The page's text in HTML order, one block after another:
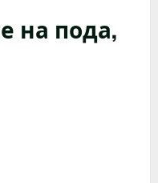
на пода,